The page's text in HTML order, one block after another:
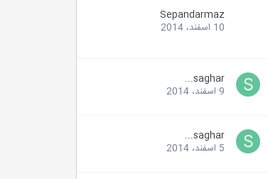
Sepandarmaz
10 اسفند، 2014
saghar...
9 اسفند، 2014
saghar...
5 اسفند، 2014